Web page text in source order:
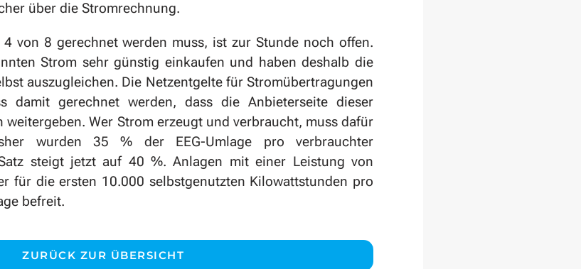
über die Stromrechnung.
von 8 gerechnet werden muss, ist zur Stunde noch offen.
Strom sehr günstig einkaufen und haben deshalb die
auszugleichen. Die Netzentgelte für Stromübertragungen
damit gerechnet werden, dass die Anbieterseite dieser
weitergeben. Wer Strom erzeugt und verbraucht, muss dafür
wurden 35 % der EEG-Umlage pro verbrauchter
steigt jetzt auf 40 %. Anlagen mit einer Leistung von
für die ersten 10.000 selbstgenutzten Kilowattstunden pro
befreit.
ZURÜCK ZUR ÜBERSICHT